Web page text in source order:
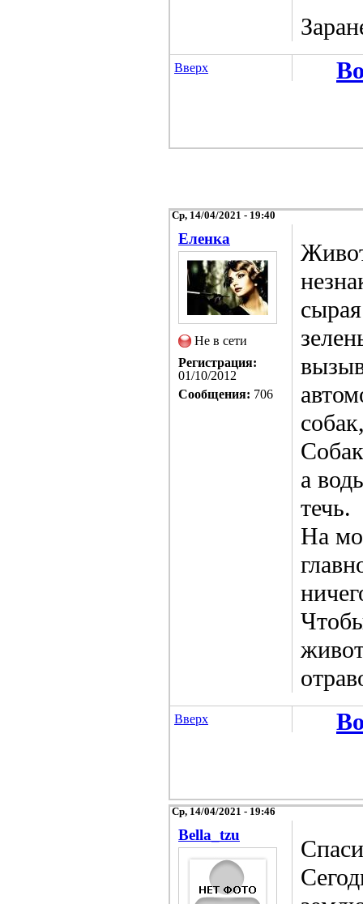
Вверх
Ср, 14/04/2021 - 19:40
Еленка
Не в сети
Регистрация:
01/10/2012
Сообщения: 706
а
течь.
На
Вверх
Ср, 14/04/2021 - 19:46
Bella_tzu